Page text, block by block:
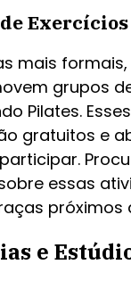
mais
grupos
Pilates.
gratuitos e
essas
próximos
e